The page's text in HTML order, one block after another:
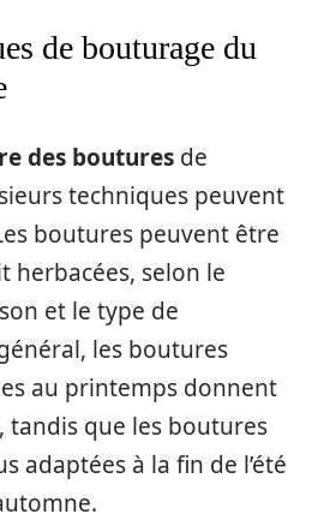
de bouturage du
des boutures de
techniques peuvent
boutures peuvent être
herbacées, selon le
et le type de
les boutures
au printemps donnent
tandis que les boutures
adaptées à la fin de l’été